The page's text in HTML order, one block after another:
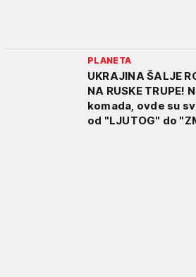
PLANETA
UKRAJINA ŠALJE
NA RUSKE
komada, ovde su
od "LJUTOG" do